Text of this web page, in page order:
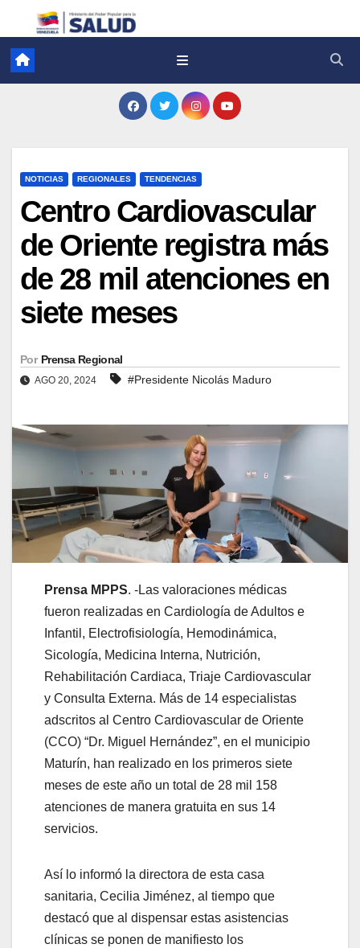
NOTICIAS REGIONALES TENDENCIAS
Centro Cardiovascular
de Oriente registra más
de 28 mil atenciones en
siete meses
Por Prensa Regional
AGO 20, 2024 #Presidente Nicolás Maduro
Prensa MPPS. -Las valoraciones médicas
fueron realizadas en Cardiología de Adultos e
Infantil, Electrofisiología, Hemodinámica,
Sicología, Medicina Interna, Nutrición,
Rehabilitación Cardiaca, Triaje Cardiovascular
y Consulta Externa. Más de 14 especialistas
adscritos al Centro Cardiovascular de Oriente
(CCO) “Dr. Miguel Hernández”, en el municipio
Maturín, han realizado en los primeros siete
meses de este año un total de 28 mil 158
atenciones de manera gratuita en sus 14
servicios.
Así lo informó la directora de esta casa
sanitaria, Cecilia Jiménez, al tiempo que
destacó que al dispensar estas asistencias
clínicas se ponen de manifiesto los